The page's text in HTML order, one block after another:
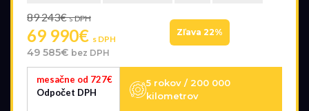
89 243€s DPH
69 990€ s DPH
49 585€ bez DPH
Zľava 22%
mesačne od 727€
Odpočet DPH
5 rokov / 200 000
kilometrov